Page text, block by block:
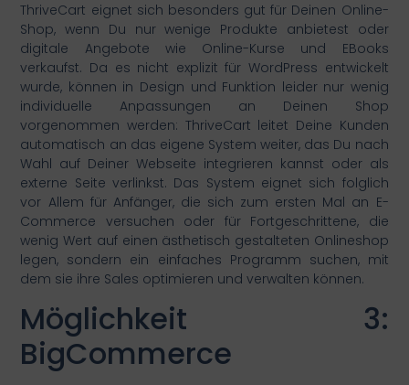
ThriveCart eignet sich besonders gut für Deinen Online-
Shop, wenn Du nur wenige Produkte anbietest oder
digitale Angebote wie Online-Kurse und EBooks
verkaufst. Da es nicht explizit für WordPress entwickelt
wurde, können in Design und Funktion leider nur wenig
individuelle Anpassungen an Deinen Shop
vorgenommen werden: ThriveCart leitet Deine Kunden
automatisch an das eigene System weiter, das Du nach
Wahl auf Deiner Webseite integrieren kannst oder als
externe Seite verlinkst. Das System eignet sich folglich
vor Allem für Anfänger, die sich zum ersten Mal an E-
Commerce versuchen oder für Fortgeschrittene, die
wenig Wert auf einen ästhetisch gestalteten Onlineshop
legen, sondern ein einfaches Programm suchen, mit
dem sie ihre Sales optimieren und verwalten können.
Möglichkeit 3:
BigCommerce